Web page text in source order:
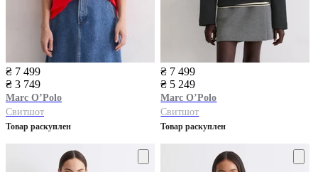
₴ 7 499
₴ 3 749
Marc O’Polo
Свитшот
Товар раскуплен
₴ 7 499
₴ 5 249
Marc O’Polo
Свитшот
Товар раскуплен